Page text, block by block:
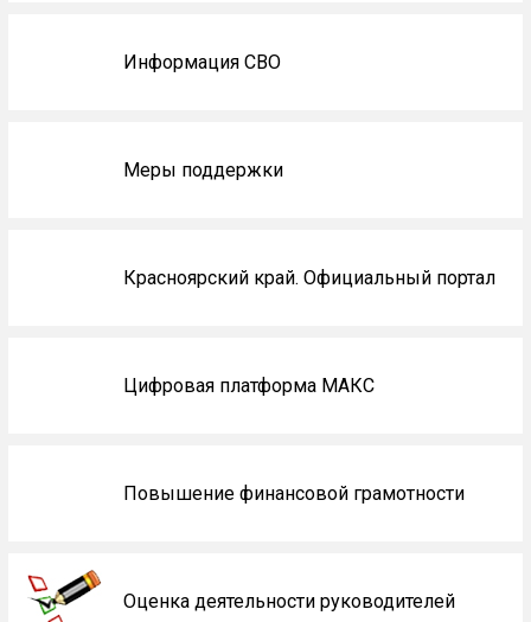
Информация СВО
Меры поддержки
Красноярский край. Официальный портал
Цифровая платформа МАКС
Повышение финансовой грамотности
Оценка деятельности руководителей